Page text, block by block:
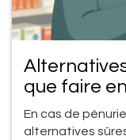
que faire
En cas de
alternatives